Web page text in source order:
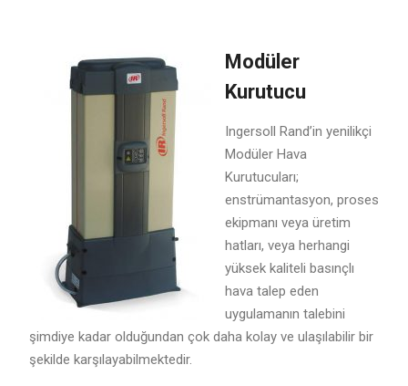
Modüler
Kurutucu
Ingersoll Rand’in yenilikçi
Modüler Hava
Kurutucuları;
enstrümantasyon, proses
ekipmanı veya üretim
hatları, veya herhangi
yüksek kaliteli basınçlı
hava talep eden
uygulamanın talebini
şimdiye kadar olduğundan çok daha kolay ve ulaşılabilir bir
şekilde karşılayabilmektedir.